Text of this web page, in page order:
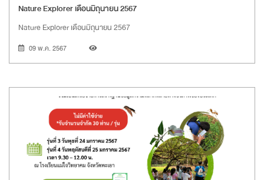
Nature Explorer เดือนมิถุนายน 2567
Nature Explorer เดือนมิถุนายน 2567
09 พ.ค. 2567